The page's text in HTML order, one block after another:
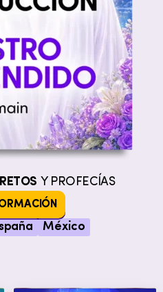
Y PROFECÍAS
México